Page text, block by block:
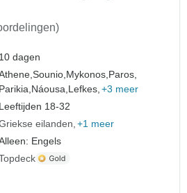
10 dagen
Sounio, Mykonos, Paros,
Parikia, Náousa, Lefkes, +3 meer
Leeftijden 18-32
eilanden +1 meer
Engels